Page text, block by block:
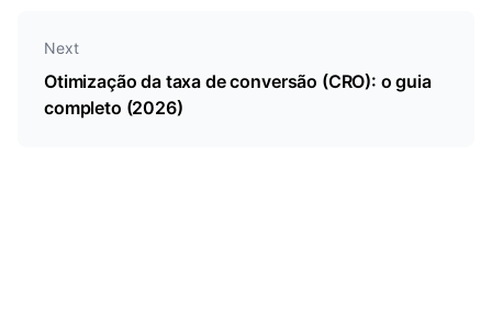
Next
Otimização da taxa de conversão (CRO): o guia
completo (2026)